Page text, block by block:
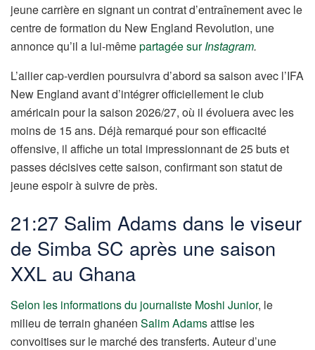
jeune carrière en signant un contrat d’entraînement avec le
centre de formation du New England Revolution, une
annonce qu’il a lui-mêmepartagée surInstagram.
L’ailier cap-verdien poursuivra d’abord sa saison avec l’IFA
New England avant d’intégrer officiellement le club
américain pour la saison 2026/27, où il évoluera avec les
moins de 15 ans. Déjà remarqué pour son efficacité
offensive, il affiche un total impressionnant de 25 buts et
passes décisives cette saison, confirmant son statut de
jeune espoir à suivre de près.
21:27 Salim Adams dans le viseur
de Simba SC après une saison
XXL au Ghana
Selon les informations du journaliste Moshi Junior, le
milieu de terrain ghanéen Salim Adamsattise les
convoitises sur le marché des transferts. Auteur d’une